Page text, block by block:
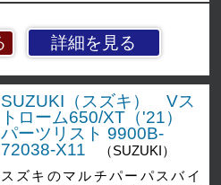
詳細を見る
SUZUKI（スズキ） Vス
トローム650/XT（'21）
パーツリスト 9900B-
72038-X11
（SUZUKI）
スズキのマルチパーパスバイ